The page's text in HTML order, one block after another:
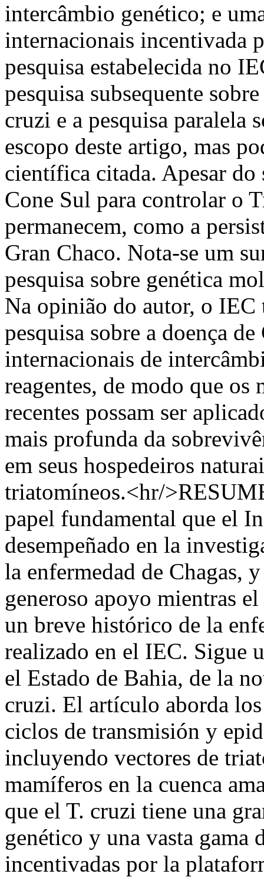
intercâmbio genético; e
internacionais incentivada
pesquisa estabelecida no
pesquisa subsequente
cruzi e a pesquisa paralela
escopo deste artigo, mas
científica citada. Apesar
Cone Sul para controlar o
permanecem, como a
Gran Chaco. Nota-se um
pesquisa sobre genética
Na opinião do autor, o IEC
pesquisa sobre a doença
internacionais de
reagentes, de modo que os
recentes possam ser
mais profunda da
em seus hospedeiros
triatomíneos.<hr/
papel fundamental que el
desempeñado en la
la enfermedad de Chagas,
generoso apoyo mientras
un breve histórico de la
realizado en el IEC. Sigue
el Estado de Bahia, de la
cruzi. El artículo aborda
ciclos de transmisión y
incluyendo vectores de
mamíferos en la cuenca
que el T. cruzi tiene una
genético y una vasta gama
incentivadas por la